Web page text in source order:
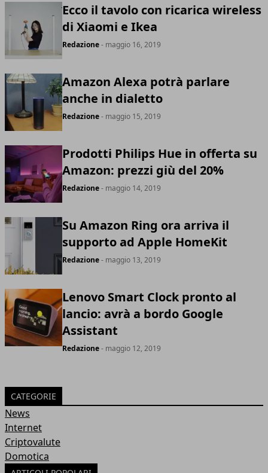
Ecco il tavolo con ricarica wireless
di Xiaomi e Ikea
Redazione- maggio 16, 2019
Amazon Alexa potrà parlare
anche in dialetto
Redazione- maggio 15, 2019
Prodotti Philips Hue in offerta su
Amazon: prezzi giù del 20%
Redazione- maggio 14, 2019
Su Amazon Ring ora arriva il
supporto ad Apple HomeKit
Redazione- maggio 13, 2019
Lenovo Smart Clock pronto al
lancio: avrà a bordo Google
Assistant
Redazione- maggio 12, 2019
CATEGORIE
News
Internet
Criptovalute
Domotica